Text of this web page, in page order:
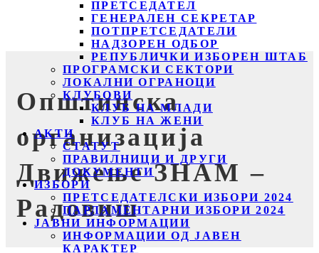
ПРЕТСЕДАТЕЛ
ГЕНЕРАЛЕН СЕКРЕТАР
ПОТПРЕТСЕДАТЕЛИ
НАДЗОРЕН ОДБОР
РЕПУБЛИЧКИ ИЗБОРЕН ШТАБ
ПРОГРАМСКИ СЕКТОРИ
ЛОКАЛНИ ОГРАНОЦИ
КЛУБОВИ
КЛУБ НА МЛАДИ
КЛУБ НА ЖЕНИ
АКТИ
СТАТУТ
ПРАВИЛНИЦИ И ДРУГИ
ДОКУМЕНТИ
ИЗБОРИ
ПРЕТСЕДАТЕЛСКИ ИЗБОРИ 2024
ПАРЛАМЕНТАРНИ ИЗБОРИ 2024
ЈАВНИ ИНФОРМАЦИИ
ИНФОРМАЦИИ ОД ЈАВЕН
КАРАКТЕР
Општинска
организација
Движење ЗНАМ –
Радовиш